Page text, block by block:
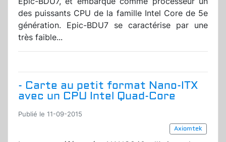
des puissants CPU de la famille Intel Core de 5e
génération. Epic-BDU7 se caractérise par une
très faible...
- Carte au petit format Nano-ITX
avec un CPU Intel Quad-Core
Publié le 11-09-2015
Axiomtek